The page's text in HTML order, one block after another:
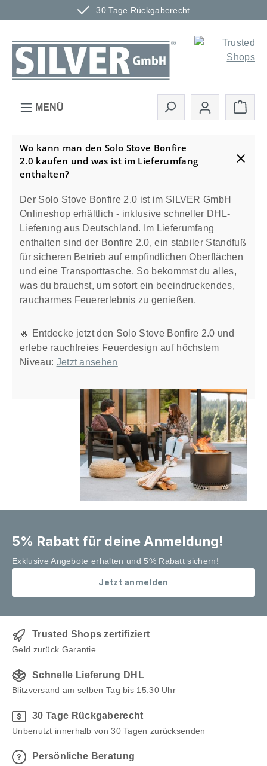
30 Tage Rückgaberecht
Zum Hauptinhalt springen
MENÜ
Wo kann man den Solo Stove Bonfire
2.0 kaufen und was ist im Lieferumfang
enthalten?
Der Solo Stove Bonfire 2.0 ist im SILVER GmbH
Onlineshop erhältlich - inklusive schneller DHL-
Lieferung aus Deutschland. Im Lieferumfang
enthalten sind der Bonfire 2.0, ein stabiler Standfuß
für sicheren Betrieb auf empfindlichen Oberflächen
und eine Transporttasche. So bekommst du alles,
was du brauchst, um sofort ein beeindruckendes,
raucharmes Feuererlebnis zu genießen.
🔥 Entdecke jetzt den Solo Stove Bonfire 2.0 und
erlebe rauchfreies Feuerdesign auf höchstem
Niveau: Jetzt ansehen
5% Rabatt für deine Anmeldung!
Exklusive Angebote erhalten und 5% Rabatt sichern!
Jetzt anmelden
Trusted Shops zertifiziert
Geld zurück Garantie
Schnelle Lieferung DHL
Blitzversand am selben Tag bis 15:30 Uhr
30 Tage Rückgaberecht
Unbenutzt innerhalb von 30 Tagen zurücksenden
Persönliche Beratung